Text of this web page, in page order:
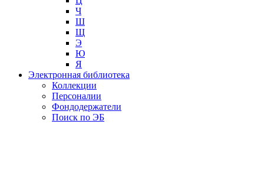
Ч
Ш
Щ
Э
Ю
Я
Электронная библиотека
Коллекции
Персоналии
Фондодержатели
Поиск по ЭБ